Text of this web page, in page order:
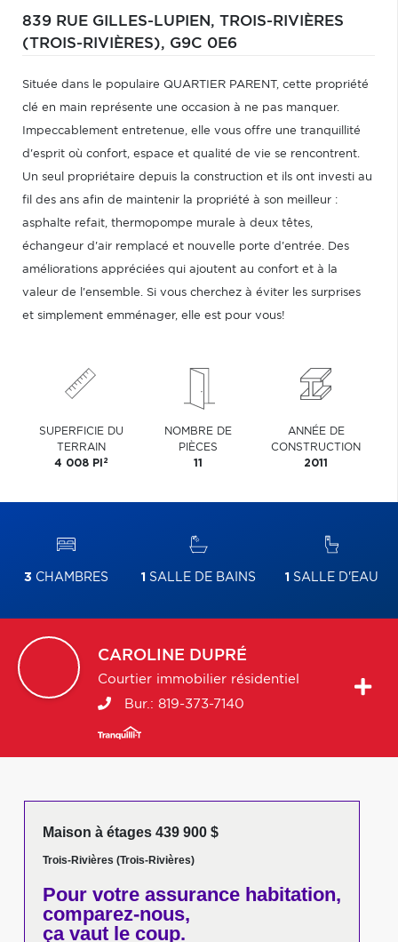
839 RUE GILLES-LUPIEN, TROIS-RIVIÈRES
(TROIS-RIVIÈRES), G9C 0E6
Située dans le populaire QUARTIER PARENT, cette propriété
clé en main représente une occasion à ne pas manquer.
Impeccablement entretenue, elle vous offre une tranquillité
d'esprit où confort, espace et qualité de vie se rencontrent.
Un seul propriétaire depuis la construction et ils ont investi au
fil des ans afin de maintenir la propriété à son meilleur :
asphalte refait, thermopompe murale à deux têtes,
échangeur d'air remplacé et nouvelle porte d'entrée. Des
améliorations appréciées qui ajoutent au confort et à la
valeur de l'ensemble. Si vous cherchez à éviter les surprises
et simplement emménager, elle est pour vous!
SUPERFICIE DU
TERRAIN
4 008 PI 2
NOMBRE DE
PIÈCES
11
ANNÉE DE
CONSTRUCTION
2011
3 CHAMBRES 1 SALLE DE BAINS 1 SALLE D'EAU
CAROLINE DUPRÉ
Courtier immobilier résidentiel
Bur.: 819-373-7140
Maison à étages 439 900 $
Trois-Rivières (Trois-Rivières)
Pour votreassurance habitation,
comparez-nous,
ça vaut le coup.